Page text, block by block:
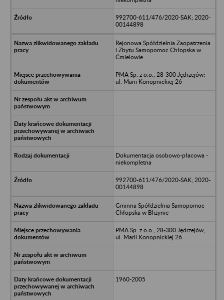
992700-611/476/2020-SAK; 2020-
00144898
Rejonowa Spółdzielnia Zaopatrzenia
i Zbytu Samopomoc Chłopska w
Ćmielowie
PMA Sp. z o.o., 28-300 Jędrzejów;
ul. Marii Konopnickiej 26
Dokumentacja osobowo-płacowa -
niekompletna
992700-611/476/2020-SAK; 2020-
00144898
Gminna Spółdzielnia Samopomoc
Chłopska w Bliżynie
PMA Sp. z o.o., 28-300 Jędrzejów;
ul. Marii Konopnickiej 26
1960-2005